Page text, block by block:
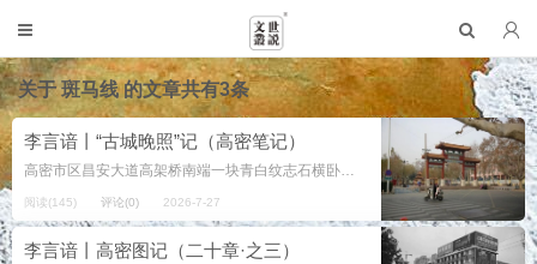
关于斑马线的文章共有3条
李言谙丨“古城晚照”记（高密笔记）
高密市区昌安大道高架桥南端一块青白纹志石横卧在路西，厚重并醒目，正面刻大红篆文，字硕如斗： 大禹封国古城 莫言题 交通信号灯设在志石南侧几步，红灯亮起时，车停斑马线以北，车里的人歪头便能读到莫...
阅读(145) 评论(0) 2026-7-27
李言谙丨高密图记（二十章·之三）